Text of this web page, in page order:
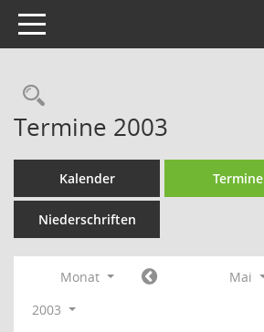
Toggle navigation
Rechercheauswahl
Termine 2003
Kalender Termine
Niederschriften
Monat
Mai
2003